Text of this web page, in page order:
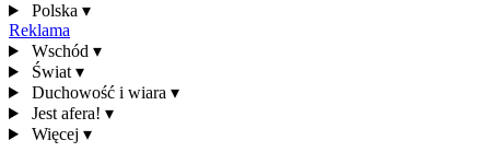
Polska ▾
Reklama
Wschód ▾
Świat ▾
Duchowość i wiara ▾
Jest afera! ▾
Więcej ▾